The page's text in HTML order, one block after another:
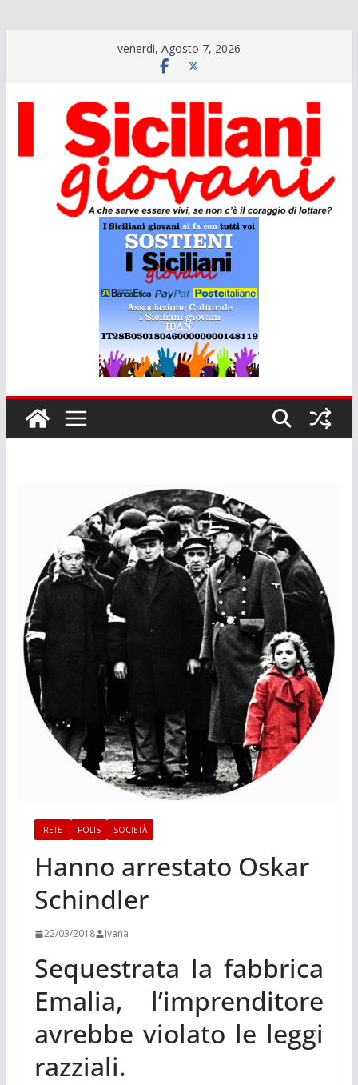
venerdì, Agosto 7, 2026
-RETE- POLIS SOCIETÀ
Hanno arrestato Oskar
Schindler
22/03/2018 ivana
Sequestrata la fabbrica
Emalia, l’imprenditore
avrebbe violato le leggi
razziali.